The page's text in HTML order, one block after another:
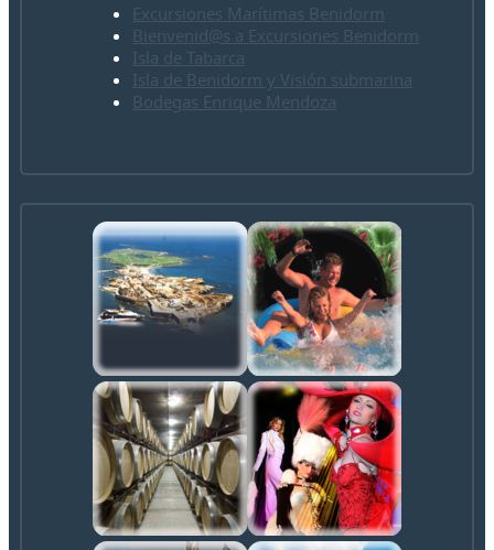
Excursiones Marítimas Benidorm
Bienvenid@s a Excursiones Benidorm
Isla de Tabarca
Isla de Benidorm y Visión submarina
Bodegas Enrique Mendoza